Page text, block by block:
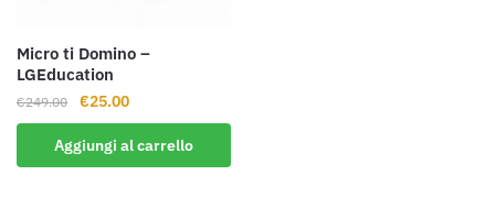
Micro ti Domino –
LGEducation
€249.00
Il
prezzo
originale
era:
€25.00Il
prezzo
attuale
è:
Aggiungi al carrello